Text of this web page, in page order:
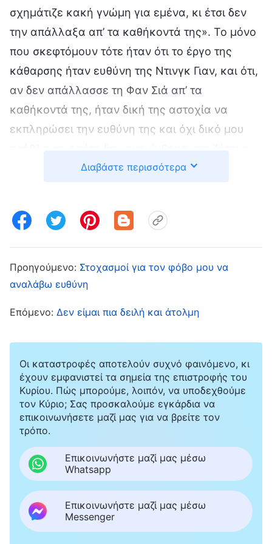
σχημάτιζε κακή γνώμη για εμένα, κι έτσι δεν
την απάλλαξα απ’ τα καθήκοντά της». Το μόνο
που σκεφτόμουν τότε ήταν ότι το έργο της
κάθαρσης ήταν ευθύνη της Ντινγκ Γιαν, και ότι,
αν δεν απάλλασσε τη Φαν Σιά απ’ τα
καθήκοντά της, ήταν δική της αστοχία να
εκπληρώσει την ευθύνη της και όχι δικό μου
Αργότερα, οι ανώτεροι επικεφαλής
καθήκοντά της. Έστειλαν επίσης ένα γράμμα
όπου μας ρωτούσαν γιατί δεν είχαμε
απαλλάξει τους ακατάλληλους ανθρώπους απ’
τα καθήκοντά τους και γιατί δεν τους είχαμε
και κατανοούσαμε σχετικά με αυτό το ζήτημα.
Εκείνη την εποχή, δεν είχα την παραμικρή
αυτογνωσία. Νόμιζα πως αυτό το έργο δεν ήταν
της αρμοδιότητάς μου, και, ακόμα κι αν
κάποιος έπρεπε να αναλάβει την ευθύνη,
αυτός ο κάποιος δεν θα έπρεπε να ήμουν εγώ.
Η Λι Χουά και η Ντινγκ Γιαν ήταν αυτές που δεν
είχαν καταφέρει να απαλλάξουν εγκαίρως τη
Φαν Σιά απ’ τα καθήκοντά της. Οι ανώτεροι
επικεφαλής είδαν ότι προέβαλλα
Διαβάστε περισσότερα
Προηγούμενο: Στοχασμοί για τον φόβο μου να
αναλάβω ευθύνη
Επόμενο: Δεν είμαι πια δειλή και άτολμη
Οι καταστροφές αποτελούν συχνό φαινόμενο, κι
έχουν εμφανιστεί τα σημεία της επιστροφής του
Κυρίου. Πώς μπορούμε, λοιπόν, να υποδεχθούμε
τον Κύριο; Σας προσκαλούμε εγκάρδια να
επικοινωνήσετε μαζί μας για να βρείτε τον
τρόπο.
Επικοινωνήστε μαζί μας μέσω
Whatsapp
Επικοινωνήστε μαζί μας μέσω
Messenger